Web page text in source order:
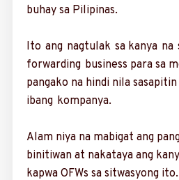
buhay sa Pilipinas.
Ito ang nagtulak sa kanya na
forwarding business para sa
pangako na hindi nila
ibang kom­pan­ya.
Alam niya na mabigat ang
binitiwan at nakataya ang
kapwa OFWs sa sitwasyong ito.